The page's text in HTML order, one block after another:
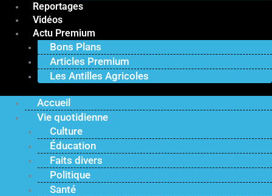
Reportages
Vidéos
Actu Premium
Bons Plans
Articles Premium
Les Antilles Agricoles
Accueil
Vie quotidienne
Culture
Éducation
Faits divers
Politique
Santé